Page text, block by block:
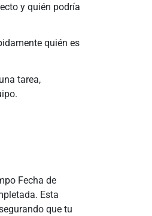
y quién podría
quién es
Fecha de
Esta
que tu